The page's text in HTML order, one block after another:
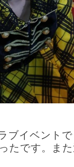
ブイベント
です。ま